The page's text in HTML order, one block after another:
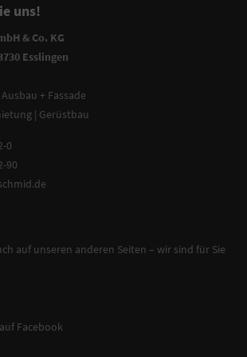
uns!
& Co. KG
Esslingen
+ Fassade
| Gerüstbau
0
90
auf unseren anderen Seiten – wir sind für Sie
Facebook